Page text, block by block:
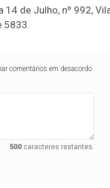
14 de Julho, nº 992,
5833.
comentários em desacordo
500caracteres restantes.